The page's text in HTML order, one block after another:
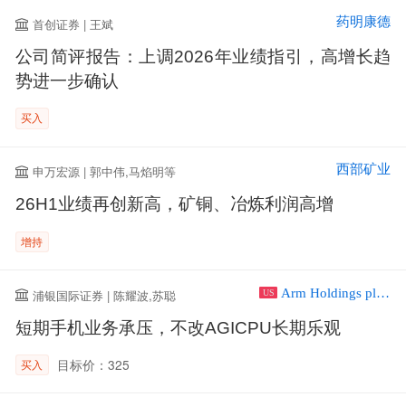
首创证券 | 王斌 药明康德
公司简评报告：上调2026年业绩指引，高增长趋
势进一步确认
买入
申万宏源 | 郭中伟,马焰明等 西部矿业
26H1业绩再创新高，矿铜、冶炼利润高增
增持
浦银国际证券 | 陈耀波,苏聪 US Arm Holdings plc ADR
短期手机业务承压，不改AGICPU长期乐观
买入 目标价：325